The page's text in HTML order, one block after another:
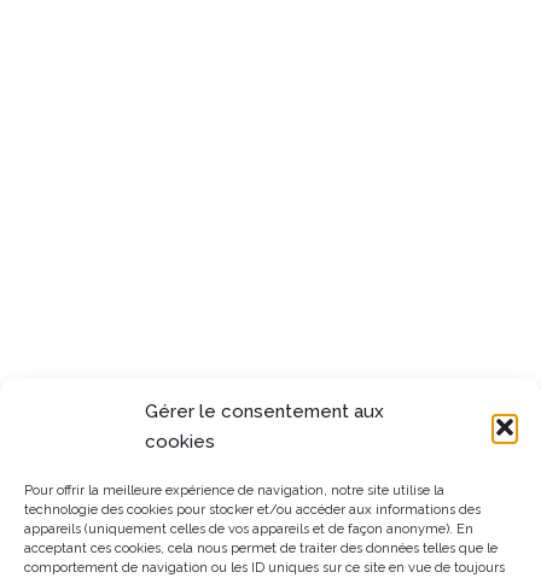
Gérer le consentement aux
cookies
Pour offrir la meilleure expérience de navigation, notre site utilise la
technologie des cookies pour stocker et/ou accéder aux informations des
appareils (uniquement celles de vos appareils et de façon anonyme). En
acceptant ces cookies, cela nous permet de traiter des données telles que le
comportement de navigation ou les ID uniques sur ce site en vue de toujours